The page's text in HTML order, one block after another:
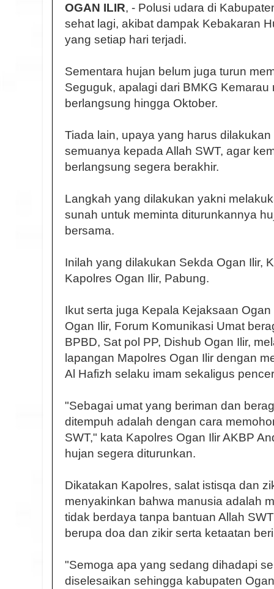
OGAN ILIR, - Polusi udara di
sehat lagi, akibat dampak Kebakaran
yang setiap hari terjadi.
Sementara hujan belum juga turun
Seguguk, apalagi dari BMKG Kemarau
berlangsung hingga Oktober.
Tiada lain, upaya yang harus
semuanya kepada Allah SWT, agar
berlangsung segera berakhir.
Langkah yang dilakukan yakni
sunah untuk meminta diturunkannya
bersama.
Inilah yang dilakukan Sekda Ogan Ilir,
Kapolres Ogan Ilir, Pabung.
Ikut serta juga Kepala Kejaksaan
Ogan Ilir, Forum Komunikasi Umat
BPBD, Sat pol PP, Dishub Ogan Ilir,
lapangan Mapolres Ogan Ilir dengan
Al Hafizh selaku imam sekaligus
"Sebagai umat yang beriman dan
ditempuh adalah dengan cara
SWT," kata Kapolres Ogan Ilir AKBP
hujan segera diturunkan.
Dikatakan Kapolres, salat istisqa dan
menyakinkan bahwa manusia adalah
tidak berdaya tanpa bantuan Allah
berupa doa dan zikir serta ketaatan
"Semoga apa yang sedang dihadapi
diselesaikan sehingga kabupaten